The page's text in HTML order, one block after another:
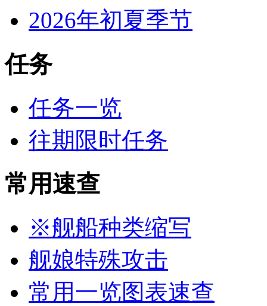
2026年初夏季节
任务
任务一览
往期限时任务
常用速查
※舰船种类缩写
舰娘特殊攻击
常用一览图表速查